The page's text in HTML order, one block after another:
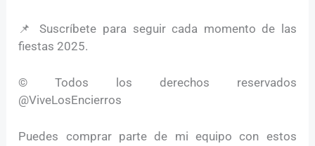
📌 Suscríbete para seguir cada momento de las
fiestas 2025.
© Todos los derechos reservados
@ViveLosEncierros
Puedes comprar parte de mi equipo con estos